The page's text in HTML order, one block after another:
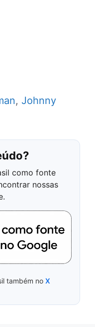
, Johnny
como fonte
nossas
também no X